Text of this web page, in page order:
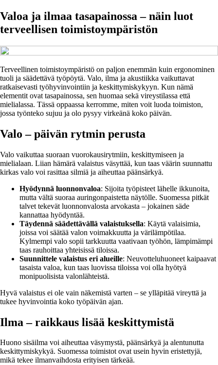
Valoa ja ilmaa tasapainossa – näin luot
terveellisen toimistoympäristön
Terveellinen toimistoympäristö on paljon enemmän kuin ergonominen
tuoli ja säädettävä työpöytä. Valo, ilma ja akustiikka vaikuttavat
ratkaisevasti työhyvinvointiin ja keskittymiskykyyn. Kun nämä
elementit ovat tasapainossa, sen huomaa sekä vireystilassa että
mielialassa. Tässä oppaassa kerromme, miten voit luoda toimiston,
jossa työnteko sujuu ja olo pysyy virkeänä koko päivän.
Valo – päivän rytmin perusta
Valo vaikuttaa suoraan vuorokausirytmiin, keskittymiseen ja
mielialaan. Liian hämärä valaistus väsyttää, kun taas väärin suunnattu
kirkas valo voi rasittaa silmiä ja aiheuttaa päänsärkyä.
Hyödynnä luonnonvaloa: Sijoita työpisteet lähelle ikkunoita,
mutta vältä suoraa auringonpaistetta näytölle. Suomessa pitkät
talvet tekevät luonnonvalosta arvokasta – jokainen säde
kannattaa hyödyntää.
Täydennä säädettävällä valaistuksella: Käytä valaisimia,
joissa voi säätää valon voimakkuutta ja värilämpötilaa.
Kylmempi valo sopii tarkkuutta vaativaan työhön, lämpimämpi
taas rauhoittaa yhteisissä tiloissa.
Suunnittele valaistus eri alueille: Neuvotteluhuoneet kaipaavat
tasaista valoa, kun taas luovissa tiloissa voi olla hyötyä
monipuolisista valonlähteistä.
Hyvä valaistus ei ole vain näkemistä varten – se ylläpitää vireyttä ja
tukee hyvinvointia koko työpäivän ajan.
Ilma – raikkaus lisää keskittymistä
Huono sisäilma voi aiheuttaa väsymystä, päänsärkyä ja alentunutta
keskittymiskykyä. Suomessa toimistot ovat usein hyvin eristettyjä,
mikä tekee ilmanvaihdosta erityisen tärkeää.